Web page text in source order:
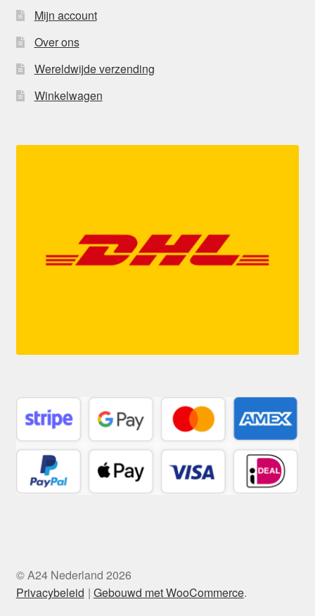
Mijn account
Over ons
Wereldwijde verzending
Winkelwagen
© A24 Nederland 2026
Privacybeleid
Gebouwd met WooCommerce.